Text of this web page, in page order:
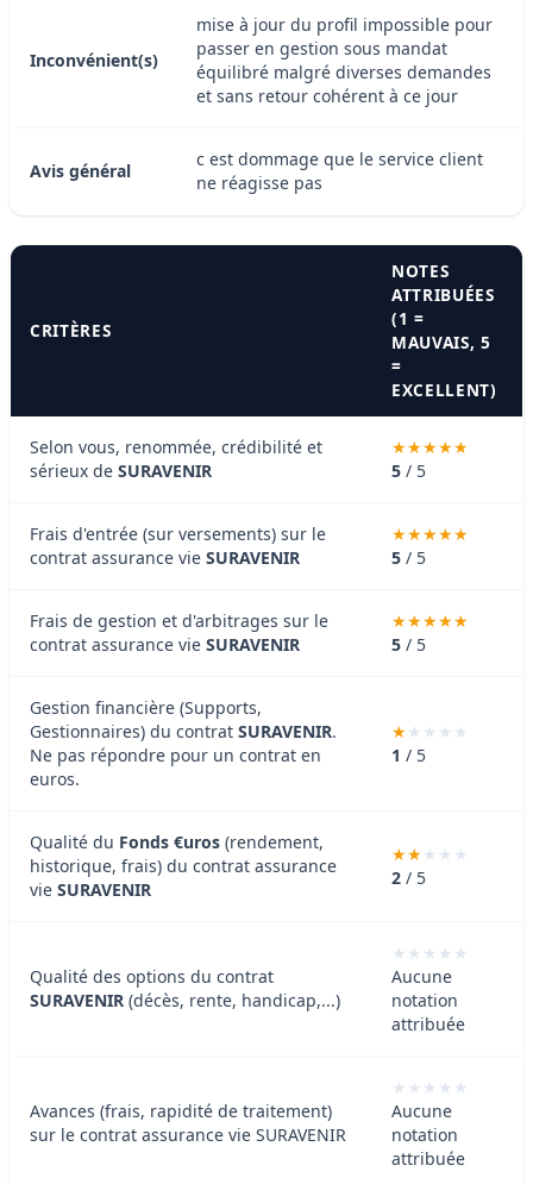
Inconvénient(s)
mise à jour du profil impossible pour
passer en gestion sous mandat
équilibré malgré diverses demandes
et sans retour cohérent à ce jour
Avis général
c est dommage que le service client
ne réagisse pas
CRITÈRES
NOTES
ATTRIBUÉES
(1 =
MAUVAIS, 5
=
EXCELLENT)
Selon vous, renommée, crédibilité et
sérieux de SURAVENIR 5 / 5
Frais d'entrée (sur versements) sur le
contrat assurance vie SURAVENIR 5 / 5
Frais de gestion et d'arbitrages sur le
contrat assurance vie SURAVENIR 5 / 5
Gestion financière (Supports,
Gestionnaires) du contrat SURAVENIR.
Ne pas répondre pour un contrat en
euros.
1 / 5
Qualité du Fonds €uros (rendement,
historique, frais) du contrat assurance
vie SURAVENIR
2 / 5
Qualité des options du contrat
SURAVENIR (décès, rente, handicap,...)
Aucune
notation
attribuée
Avances (frais, rapidité de traitement)
sur le contrat assurance vie SURAVENIR
Aucune
notation
attribuée